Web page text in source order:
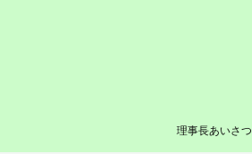
理事長あいさつ